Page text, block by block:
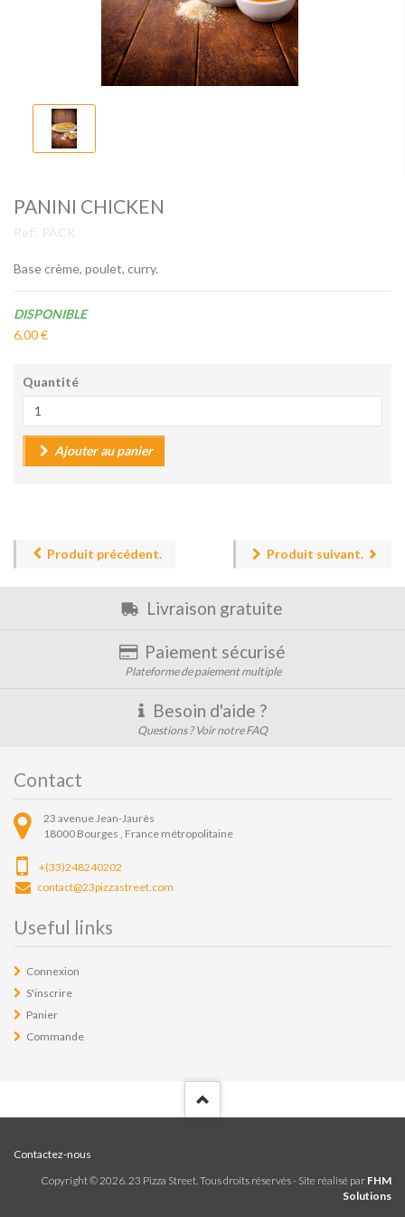
PANINI CHICKEN
Ref.: PACK
Base crème, poulet, curry.
Disponibilité:
DISPONIBLE
6,00 €
Quantité
Ajouter au panier
Produit précédent. Produit suivant.
Livraison gratuite
Paiement sécurisé
Plateforme de paiement multiple
Besoin d'aide ?
Questions ? Voir notre FAQ
Contact
23 avenue Jean-Jaurès
18000 Bourges , France métropolitaine
+(33)248240202
contact@23pizzastreet.com
Useful links
Connexion
S'inscrire
Panier
Commande
Contactez-nous
Copyright ©2026. 23 Pizza Street. Tous droits réservés - Site réalisé par FHM
Solutions